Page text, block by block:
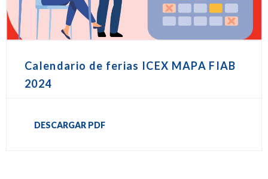
Calendario de ferias ICEX MAPA FIAB
2024
DESCARGAR PDF